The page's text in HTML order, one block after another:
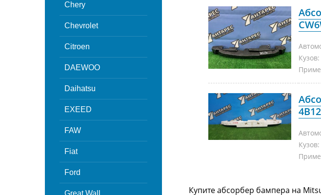
Chery
Chevrolet
Citroen
DAEWOO
Daihatsu
EXEED
FAW
Fiat
Ford
Great Wall
Кузов:
Кузов:
Купите абсорбер бампера на